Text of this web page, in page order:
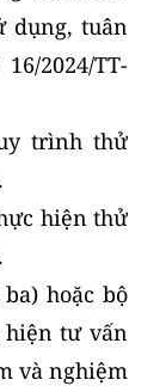
dụng, tuân
2024/TT-
trình thử
hiện thử
hoặc bộ
tư vấn
và nghiệm